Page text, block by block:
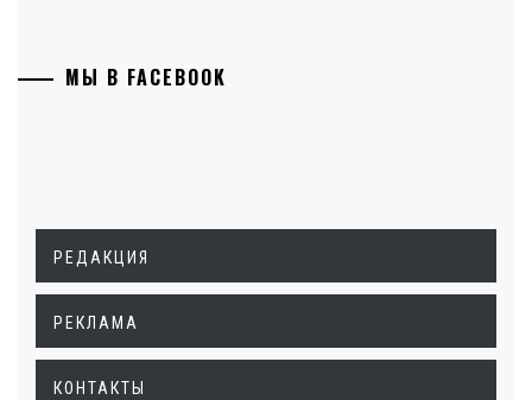
МЫ В FACEBOOK
РЕДАКЦИЯ
РЕКЛАМА
КОНТАКТЫ